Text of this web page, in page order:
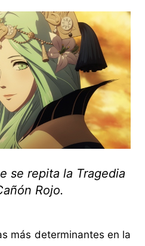
se repita la Tragedia
Rojo.
más determinantes en la